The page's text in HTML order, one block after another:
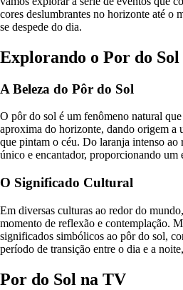
cores deslumbrantes no horizonte até o
se despede do dia.
Explorando o Por do Sol
A Beleza do Pôr do Sol
O pôr do sol é um fenômeno natural
aproxima do horizonte, dando origem a
que pintam o céu. Do laranja intenso ao
único e encantador, proporcionando
O Significado Cultural
Em diversas culturas ao redor do
momento de reflexão e contemplação.
significados simbólicos ao pôr do sol,
período de transição entre o dia e a
Por do Sol na TV